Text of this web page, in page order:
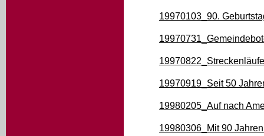
19970103_90.
19970919_Seit 50
19980205_Auf nach
19980306_Mit 90